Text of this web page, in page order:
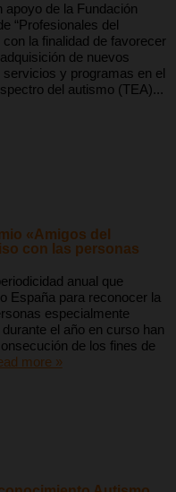
de la Fundación
“Profesionales del
la finalidad de favorecer
de nuevos
y programas en el
del autismo (TEA)...
«Amigos del
con las personas
anual que
España para reconocer la
especialmente
el año en curso han
de los fines de
more »